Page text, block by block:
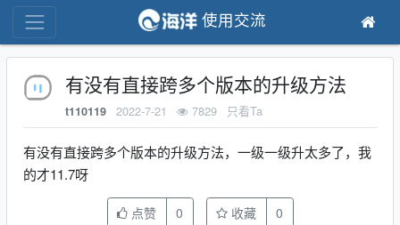
使用交流
有没有直接跨多个版本的升级方法
t110119 2022-7-21 7829 只看Ta
有没有直接跨多个版本的升级方法，一级一级升太多了，我
的才11.7呀
点赞 0 收藏 0